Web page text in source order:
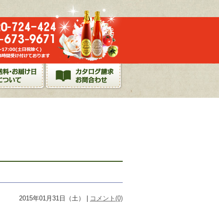
2015年01月31日（土） | コメント(0)